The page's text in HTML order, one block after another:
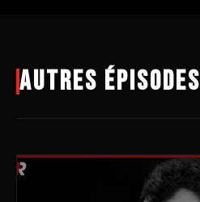
Autres épisodes